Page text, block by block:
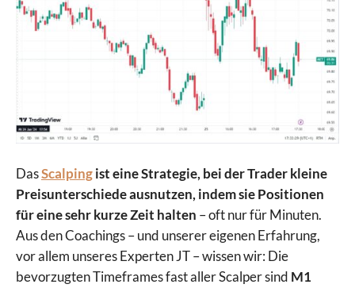
DasScalpingist eine Strategie, bei der Trader kleine
Preisunterschiede ausnutzen, indem sie Positionen
für eine sehr kurze Zeit halten – oft nur für Minuten.
Aus den Coachings – und unserer eigenen Erfahrung,
vor allem unseres Experten JT – wissen wir: Die
bevorzugten Timeframes fast aller Scalper sind M1